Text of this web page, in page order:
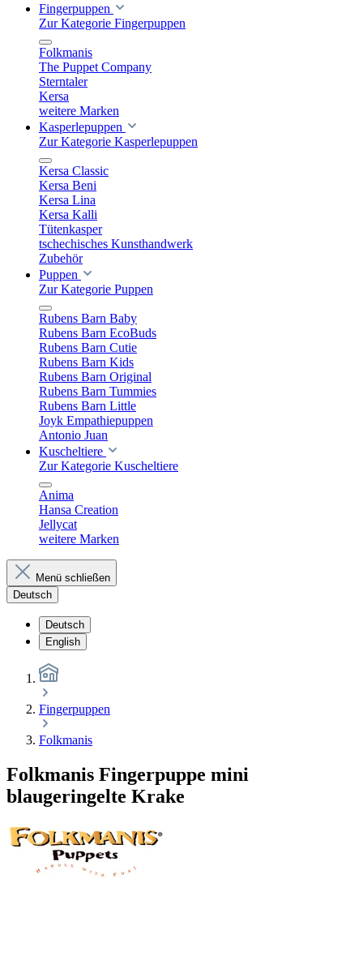
Fingerpuppen
Zur Kategorie Fingerpuppen
Folkmanis
The Puppet Company
Sterntaler
Kersa
weitere Marken
Kasperlepuppen
Zur Kategorie Kasperlepuppen
Kersa Classic
Kersa Beni
Kersa Lina
Kersa Kalli
Tütenkasper
tschechisches Kunsthandwerk
Zubehör
Puppen
Zur Kategorie Puppen
Rubens Barn Baby
Rubens Barn EcoBuds
Rubens Barn Cutie
Rubens Barn Kids
Rubens Barn Original
Rubens Barn Tummies
Rubens Barn Little
Joyk Empathiepuppen
Antonio Juan
Kuscheltiere
Zur Kategorie Kuscheltiere
Anima
Hansa Creation
Jellycat
weitere Marken
Menü schließen
Deutsch
Deutsch
English
Fingerpuppen
Folkmanis
Folkmanis Fingerpuppe mini
blaugeringelte Krake